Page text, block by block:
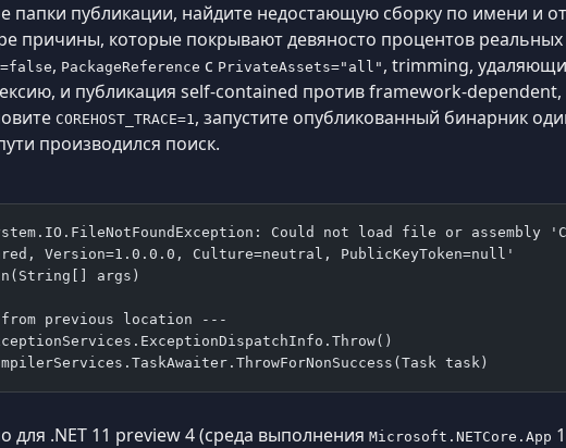
публикации, найдите недостающую сборку по имени и
причины, которые покрывают девяносто процентов
, PackageReference с PrivateAssets="all" , trimming,
и публикация self-contained против framework-
COREHOST_TRACE=1, запустите опубликованный бинарник
производился поиск.
Could not load file or
Version=1.0.0.0, Culture=neutral, PublicKeyToken=null'
args)
previous location ---
task)
для .NET 11 preview 4 (среда выполнения Microsoft.NETCore.App